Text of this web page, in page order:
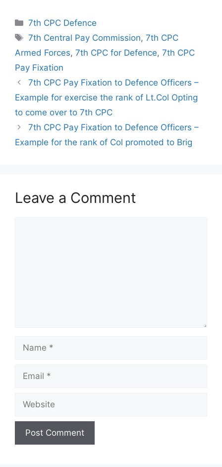
Categories
7th CPC Defence
Tags
7th Central Pay Commission,7th CPC
Armed Forces, 7th CPC for Defence, 7th CPC
Pay Fixation
7th CPC Pay Fixation to Defence Officers –
Example for exercise the rank of Lt.Col Opting
to come over to 7th CPC
7th CPC Pay Fixation to Defence Officers –
Example for the rank of Col promoted to Brig
Leave a Comment
Name
Email
Website